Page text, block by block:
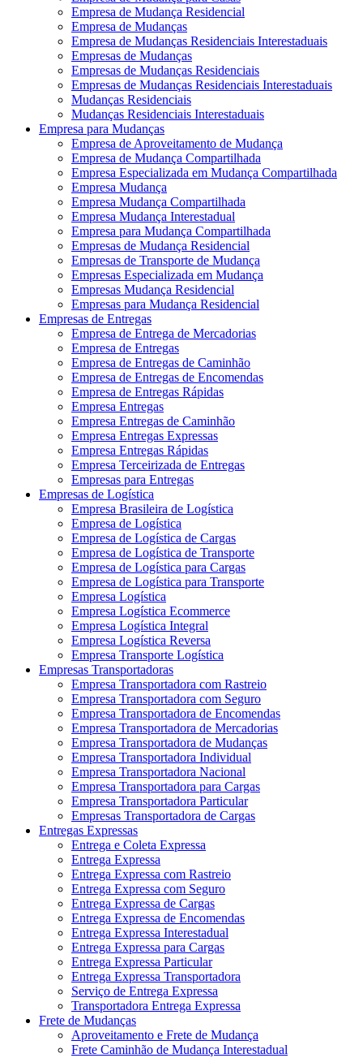
Empresa de Mudança Residencial
Empresa de Mudanças
Empresa de Mudanças Residenciais Interestaduais
Empresas de Mudanças
Empresas de Mudanças Residenciais
Empresas de Mudanças Residenciais Interestaduais
Mudanças Residenciais
Mudanças Residenciais Interestaduais
Empresa para Mudanças
Empresa de Aproveitamento de Mudança
Empresa de Mudança Compartilhada
Empresa Especializada em Mudança Compartilhada
Empresa Mudança
Empresa Mudança Compartilhada
Empresa Mudança Interestadual
Empresa para Mudança Compartilhada
Empresas de Mudança Residencial
Empresas de Transporte de Mudança
Empresas Especializada em Mudança
Empresas Mudança Residencial
Empresas para Mudança Residencial
Empresas de Entregas
Empresa de Entrega de Mercadorias
Empresa de Entregas
Empresa de Entregas de Caminhão
Empresa de Entregas de Encomendas
Empresa de Entregas Rápidas
Empresa Entregas
Empresa Entregas de Caminhão
Empresa Entregas Expressas
Empresa Entregas Rápidas
Empresa Terceirizada de Entregas
Empresas para Entregas
Empresas de Logística
Empresa Brasileira de Logística
Empresa de Logística
Empresa de Logística de Cargas
Empresa de Logística de Transporte
Empresa de Logística para Cargas
Empresa de Logística para Transporte
Empresa Logística
Empresa Logística Ecommerce
Empresa Logística Integral
Empresa Logística Reversa
Empresa Transporte Logística
Empresas Transportadoras
Empresa Transportadora com Rastreio
Empresa Transportadora com Seguro
Empresa Transportadora de Encomendas
Empresa Transportadora de Mercadorias
Empresa Transportadora de Mudanças
Empresa Transportadora Individual
Empresa Transportadora Nacional
Empresa Transportadora para Cargas
Empresa Transportadora Particular
Empresas Transportadora de Cargas
Entregas Expressas
Entrega e Coleta Expressa
Entrega Expressa
Entrega Expressa com Rastreio
Entrega Expressa com Seguro
Entrega Expressa de Cargas
Entrega Expressa de Encomendas
Entrega Expressa Interestadual
Entrega Expressa para Cargas
Entrega Expressa Particular
Entrega Expressa Transportadora
Serviço de Entrega Expressa
Transportadora Entrega Expressa
Frete de Mudanças
Aproveitamento e Frete de Mudança
Frete Caminhão de Mudança Interestadual